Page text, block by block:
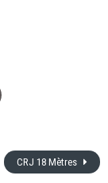
CRJ 18 Mètres